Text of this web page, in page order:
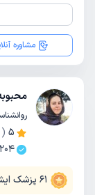
مشاوره
5
(
61 پزشک